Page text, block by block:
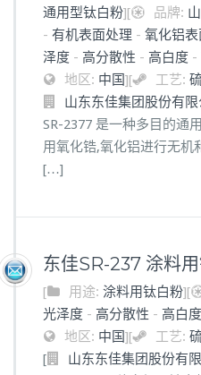
通用型钛白粉][ 品牌:
- 有机表面处理 - 氧化铝
泽度 - 高分散性 - 高白度 -
地区: 中国][ 工艺:
山东东佳集团股份有限
SR-2377 是一种多目的通
用氧化锆,氧化铝进行无机
[…]
东佳SR-237 涂料
[ 用途: 涂料用钛白粉][
光泽度 - 高分散性 - 高白度
地区: 中国][ 工艺:
[
山东东佳集团股份有